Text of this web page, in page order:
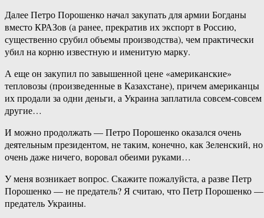
Далее Петро Порошенко начал закупать для армии Богданы
вместо КРАЗов (а ранее, прекратив их экспорт в Россию,
существенно срубил объемы производства), чем практически
убил на корню известную и именитую марку.
А еще он закупил по завышенной цене «американские»
тепловозы (произведенные в Казахстане), причем американцы
их продали за одни деньги, а Украина заплатила совсем-совсем
другие…
И можно продолжать — Петро Порошенко оказался очень
деятельным президентом, не таким, конечно, как Зеленский, но
очень даже ничего, воровал обеими руками…
У меня возникает вопрос. Скажите пожалуйста, а разве Петр
Порошенко — не предатель? Я считаю, что Петр Порошенко —
предатель Украины.